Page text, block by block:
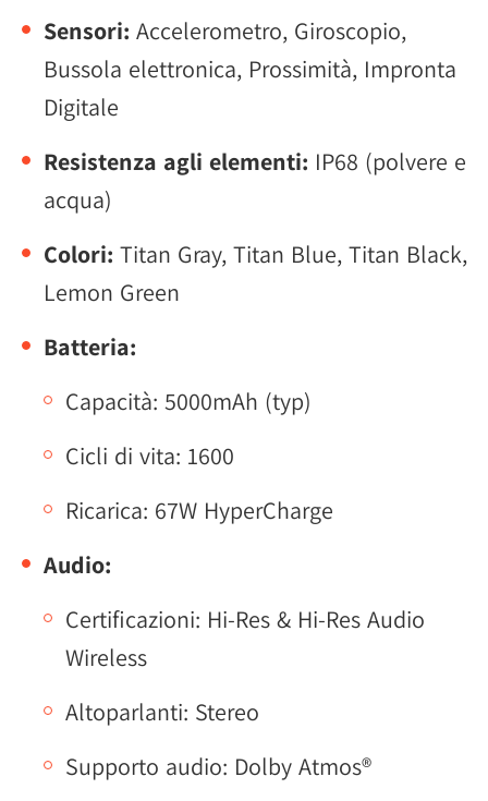
Sensori: Accelerometro, Giroscopio,
Bussola elettronica, Prossimità, Impronta
Digitale
Resistenza agli elementi: IP68 (polvere e
acqua)
Colori: Titan Gray, Titan Blue, Titan Black,
Lemon Green
Batteria:
Capacità: 5000mAh (typ)
Cicli di vita: 1600
Ricarica: 67W HyperCharge
Audio:
Certificazioni: Hi-Res & Hi-Res Audio
Wireless
Altoparlanti: Stereo
Supporto audio: Dolby Atmos®